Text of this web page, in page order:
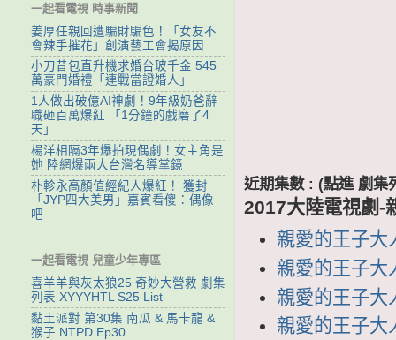
近期集數 : (點進 劇集
2017大陸電視劇-
親愛的王子大
親愛的王子大
親愛的王子大
親愛的王子大
一起看電視 時事新聞
姜厚任親回遭騙財騙色！「女友不
會辣手摧花」創演藝工會揭原因
小刀昔包直升機求婚台玻千金 545
萬豪門婚禮「連戰當證婚人」
1人做出破億AI神劇！9年級奶爸辭
職砸百萬爆紅 「1分鐘的戲磨了4
天」
楊洋相隔3年爆拍現偶劇！女主角是
她 陸網爆兩大台灣名導掌鏡
朴軫永高顏值經紀人爆紅！ 獲封
「JYP四大美男」嘉賓看傻：偶像
吧
一起看電視 兒童少年專區
喜羊羊與灰太狼25 奇妙大營救 劇集
列表 XYYYHTL S25 List
黏土派對 第30集 南瓜 & 馬卡龍 &
猴子 NTPD Ep30